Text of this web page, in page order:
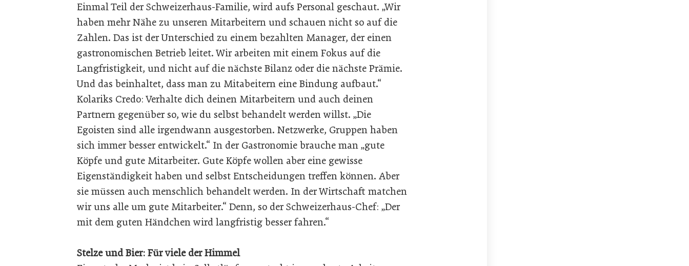
Einmal Teil der Schweizerhaus-Familie, wird aufs Personal geschaut. „Wir
haben mehr Nähe zu unseren Mitarbeitern und schauen nicht so auf die
Zahlen. Das ist der Unterschied zu einem bezahlten Manager, der einen
gastronomischen Betrieb leitet. Wir arbeiten mit einem Fokus auf die
Langfristigkeit, und nicht auf die nächste Bilanz oder die nächste Prämie.
Und das beinhaltet, dass man zu Mitabeitern eine Bindung aufbaut.“
Kolariks Credo: Verhalte dich deinen Mitarbeitern und auch deinen
Partnern gegenüber so, wie du selbst behandelt werden willst. „Die
Egoisten sind alle irgendwann ausgestorben. Netzwerke, Gruppen haben
sich immer besser entwickelt.“ In der Gastronomie brauche man „gute
Köpfe und gute Mitarbeiter. Gute Köpfe wollen aber eine gewisse
Eigenständigkeit haben und selbst Entscheidungen treffen können. Aber
sie müssen auch menschlich behandelt werden. In der Wirtschaft matchen
wir uns alle um gute Mitarbeiter.“ Denn, so der Schweizerhaus-Chef: „Der
mit dem guten Händchen wird langfristig besser fahren.“
Stelze und Bier: Für viele der Himmel